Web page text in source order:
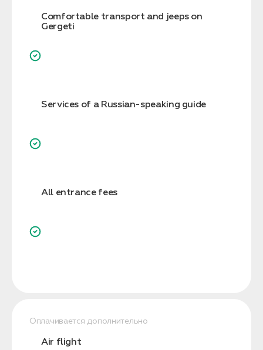
Comfortable transport and jeeps on
Gergeti
Services of a Russian-speaking guide
All entrance fees
Оплачивается дополнительно
Air flight